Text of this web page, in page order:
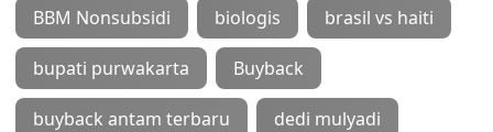
BBM Nonsubsidi biologis brasil vs haiti
bupati purwakarta Buyback
buyback antam terbaru dedi mulyadi